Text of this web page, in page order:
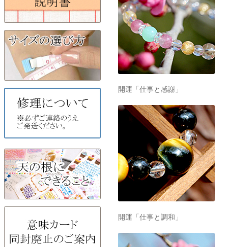
開運「仕事と感謝」
開運「仕事と調和」